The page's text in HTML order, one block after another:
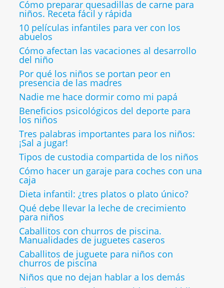
Cómo preparar quesadillas de carne para
niños. Receta fácil y rápida
10 películas infantiles para ver con los
abuelos
Cómo afectan las vacaciones al desarrollo
del niño
Por qué los niños se portan peor en
presencia de las madres
Nadie me hace dormir como mi papá
Beneficios psicológicos del deporte para
los niños
Tres palabras importantes para los niños:
¡Sal a jugar!
Tipos de custodia compartida de los niños
Cómo hacer un garaje para coches con una
caja
Dieta infantil: ¿tres platos o plato único?
Qué debe llevar la leche de crecimiento
para niños
Caballitos con churros de piscina.
Manualidades de juguetes caseros
Caballitos de juguete para niños con
churros de piscina
Niños que no dejan hablar a los demás